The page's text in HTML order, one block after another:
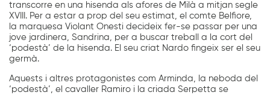
transcorre en una hisenda als afores de Milà a mitjan segle
XVIII. Per a estar a prop del seu estimat, el comte Belfiore,
la marquesa Violant Onesti decideix fer-se passar per una
jove jardinera, Sandrina, per a buscar treball a la cort del
‘podestà’ de la hisenda. El seu criat Nardo fingeix ser el seu
germà.
Aquests i altres protagonistes com Arminda, la neboda del
‘podestà’, el cavaller Ramiro i la criada Serpetta se